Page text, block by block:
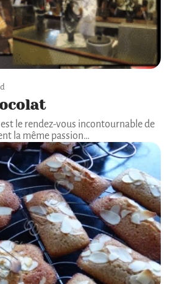
est le rendez-vous incontournable de
la même passion…